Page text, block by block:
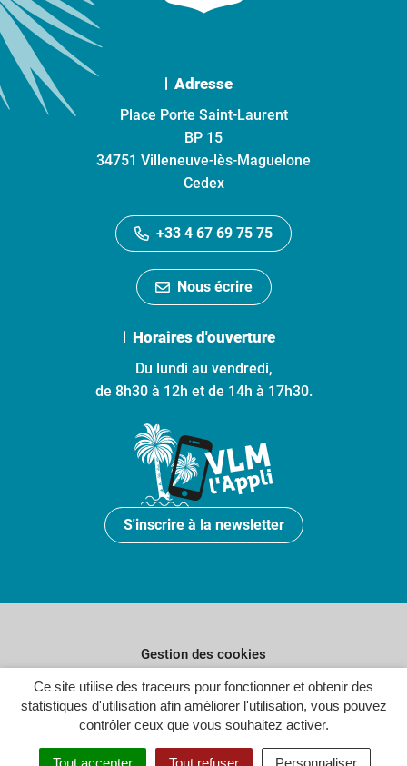
Ce site utilise des traceurs pour fonctionner et obtenir des
statistiques d'utilisation afin améliorer l'utilisation, vous pouvez
contrôler ceux que vous souhaitez activer.
Tout accepter Tout refuser Personnaliser
Adresse
Place Porte Saint-Laurent
BP 15
34751 Villeneuve-lès-Maguelone
Cedex
+33 4 67 69 75 75
Nous écrire
Horaires d'ouverture
Du lundi au vendredi,
de 8h30 à 12h et de 14h à 17h30.
S'inscrire à la newsletter
Gestion des cookies
Plan du site
Politique de confidentialité
Crédits